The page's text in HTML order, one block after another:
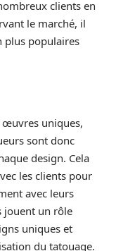
clients en
le marché, il
plus populaires
œuvres uniques,
sont donc
design. Cela
les clients pour
avec leurs
jouent un rôle
uniques et
du tatouage.